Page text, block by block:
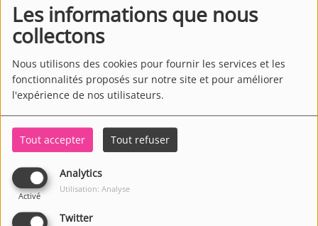
Les informations que nous
collectons
Nous utilisons des cookies pour fournir les services et les
fonctionnalités proposés sur notre site et pour améliorer
l'expérience de nos utilisateurs.
Tout accepter Tout refuser
Analytics
Activé
Utilisation: Analyse
Twitter
Camille Escamilla Christine Baron